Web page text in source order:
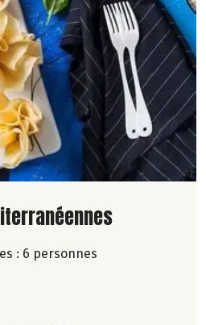
recette
: 6 personnes